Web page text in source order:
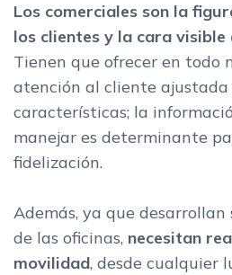
Los comerciales son la
los clientes y la cara visible
Tienen que ofrecer en todo
atención al cliente ajustada
características; la
manejar es determinante
fidelización.
Además, ya que
de las oficinas, necesitan
movilidad, desde cualquier